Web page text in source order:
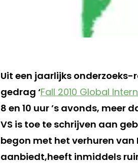
Uit een jaarlijks
gedrag ‘Fall 2010 Global
8 en 10 uur ’s avonds, meer
VS is toe te schrijven aan
begon met het verhuren van
aanbiedt,heeft inmiddels